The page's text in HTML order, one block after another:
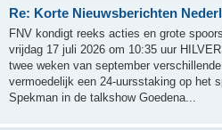
Re: Korte Nieuwsberichten
FNV kondigt reeks acties en grote
vrijdag 17 juli 2026 om 10:35 uur
twee weken van september
vermoedelijk een 24-uursstaking op het
Spekman in de talkshow Goedena...